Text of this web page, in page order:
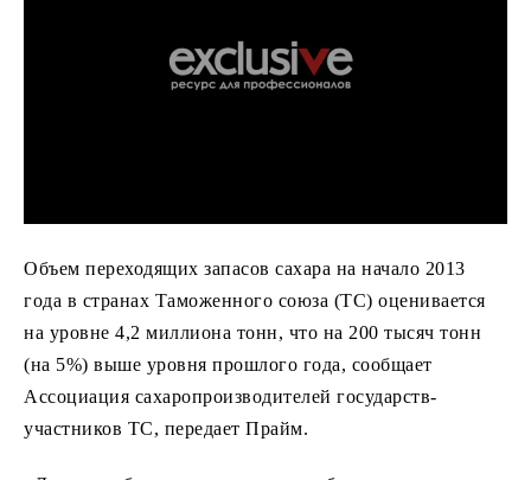
Объем переходящих запасов сахара на начало 2013
года в странах Таможенного союза (ТС) оценивается
на уровне 4,2 миллиона тонн, что на 200 тысяч тонн
(на 5%) выше уровня прошлого года, сообщает
Ассоциация сахаропроизводителей государств-
участников ТС, передает Прайм.